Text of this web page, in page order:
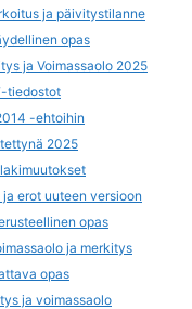
ja päivitystilanne
opas
ja Voimassaolo 2025
tiedostot
-ehtoihin
2025
erot uuteen versioon
opas
ja merkitys
opas
ja voimassaolo